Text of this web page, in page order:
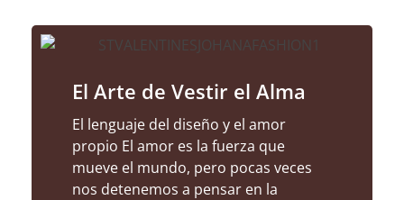
El Arte de Vestir el Alma
El lenguaje del diseño y el amor
propio El amor es la fuerza que
mueve el mundo, pero pocas veces
nos detenemos a pensar en la